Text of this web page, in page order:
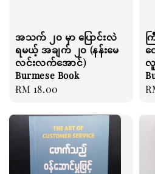
အသက် ၂၀ မှာ ပြောင်းလဲ
ရမယ့် အချက် ၂၀ (နန်းမေ
လင်းလက်အောင်)
Burmese Book
Regular
RM 18.00
လ
လူ